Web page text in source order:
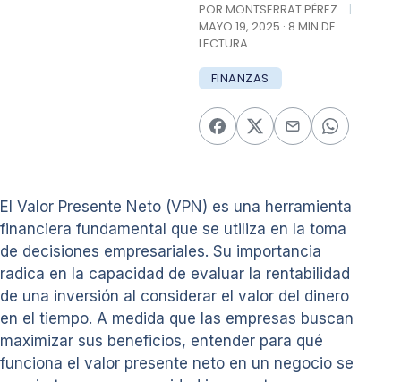
POR MONTSERRAT PÉREZ
|
MAYO 19, 2025 · 8 MIN DE
LECTURA
FINANZAS
El Valor Presente Neto (VPN) es una herramienta
financiera fundamental que se utiliza en la toma
de decisiones empresariales. Su importancia
radica en la capacidad de evaluar la rentabilidad
de una inversión al considerar el valor del dinero
en el tiempo. A medida que las empresas buscan
maximizar sus beneficios, entender para qué
funciona el valor presente neto en un negocio se